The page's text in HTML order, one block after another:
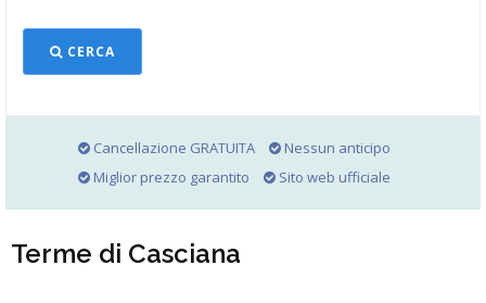
CERCA
Cancellazione GRATUITA
Nessun anticipo
Miglior prezzo garantito
Sito web ufficiale
Terme di Casciana